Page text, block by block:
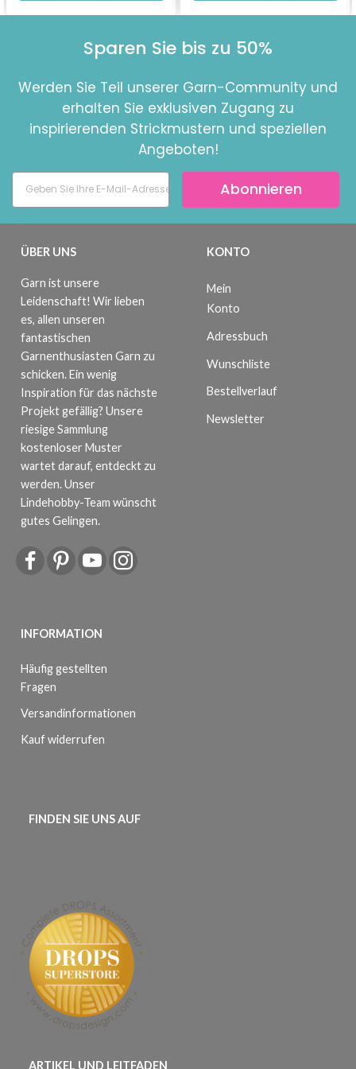
Sparen Sie bis zu 50%
Werden Sie Teil unserer Garn-Community und
erhalten Sie exklusiven Zugang zu
inspirierenden Strickmustern und speziellen
Angeboten!
Abonnieren
ÜBER UNS
Garn ist unsere
Leidenschaft! Wir lieben
es, allen unseren
fantastischen
Garnenthusiasten Garn zu
schicken. Ein wenig
Inspiration für das nächste
Projekt gefällig? Unsere
riesige Sammlung
kostenloser Muster
wartet darauf, entdeckt zu
werden. Unser
Lindehobby-Team wünscht
gutes Gelingen.
INFORMATION
Häufig gestellten
Fragen
Versandinformationen
Kauf widerrufen
KONTO
Mein
Konto
Adressbuch
Wunschliste
Bestellverlauf
Newsletter
FINDEN SIE UNS AUF
ARTIKEL UND LEITFADEN